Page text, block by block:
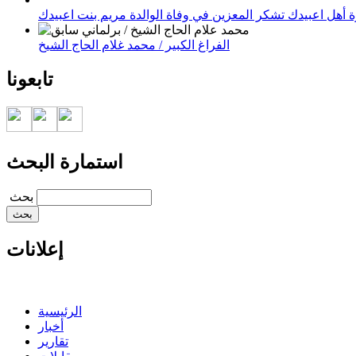
أهل اعبيدك تشكر المعزين في وفاة الوالدة مريم بنت اعبيدك
الفراغ الكبير / محمد غلام الحاج الشيخ
تابعونا
استمارة البحث
‏بحث ‏
إعلانات
الرئيسية
أخبار
تقارير